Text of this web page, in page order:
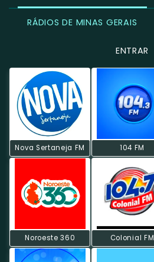
RÁDIOS DE MINAS GERAIS
ENTRAR
Nova Sertaneja FM 104 FM
Noroeste 360 Colonial FM